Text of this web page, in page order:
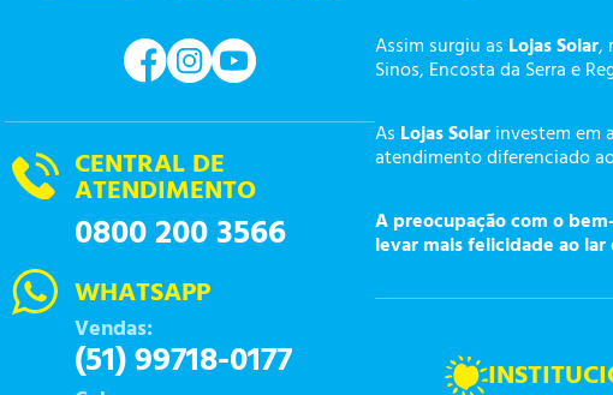
CENTRAL DE
ATENDIMENTO
0800 200 3566
WHATSAPP
Vendas:
(51) 99718-0177
Assim surgiu as Lojas Solar,
Sinos, Encosta da Serra e
As Lojas Solarinvestem em
atendimento diferenciado
A preocupação com o
levar mais felicidade ao